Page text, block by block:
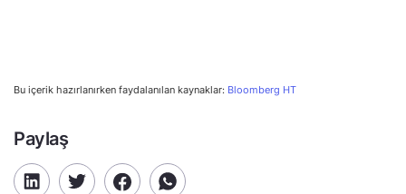
Bu içerik hazırlanırken faydalanılan kaynaklar: Bloomberg HT
Paylaş